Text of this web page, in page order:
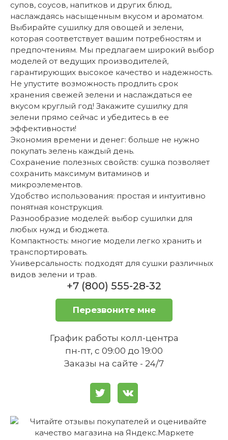
супов, соусов, напитков и других блюд,
наслаждаясь насыщенным вкусом и ароматом.
Выбирайте сушилку для овощей и зелени,
которая соответствует вашим потребностям и
предпочтениям. Мы предлагаем широкий выбор
моделей от ведущих производителей,
гарантирующих высокое качество и надежность.
Не упустите возможность продлить срок
хранения свежей зелени и наслаждаться ее
вкусом круглый год! Закажите сушилку для
зелени прямо сейчас и убедитесь в ее
эффективности!
Экономия времени и денег: больше не нужно
покупать зелень каждый день.
Сохранение полезных свойств: сушка позволяет
сохранить максимум витаминов и
микроэлементов.
Удобство использования: простая и интуитивно
понятная конструкция.
Разнообразие моделей: выбор сушилки для
любых нужд и бюджета.
Компактность: многие модели легко хранить и
транспортировать.
Универсальность: подходят для сушки различных
видов зелени и трав.
+7 (800) 555-28-32
Перезвоните мне
График работы колл-центра
пн-пт, с 09:00 до 19:00
Заказы на сайте - 24/7